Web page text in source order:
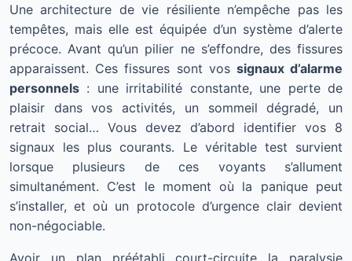
Une architecture de vie résiliente n’empêche pas les
tempêtes, mais elle est équipée d’un système d’alerte
précoce. Avant qu’un pilier ne s’effondre, des fissures
apparaissent. Ces fissures sont vos signaux d’alarme
personnels : une irritabilité constante, une perte de
plaisir dans vos activités, un sommeil dégradé, un
retrait social… Vous devez d’abord identifier vos 8
signaux les plus courants. Le véritable test survient
lorsque plusieurs de ces voyants s’allument
simultanément. C’est le moment où la panique peut
s’installer, et où un protocole d’urgence clair devient
non-négociable.
Avoir un plan préétabli court-circuite la paralysie